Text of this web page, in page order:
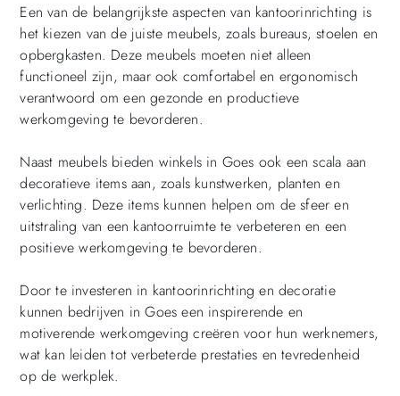
Een van de belangrijkste aspecten van kantoorinrichting is
het kiezen van de juiste meubels, zoals bureaus, stoelen en
opbergkasten. Deze meubels moeten niet alleen
functioneel zijn, maar ook comfortabel en ergonomisch
verantwoord om een gezonde en productieve
werkomgeving te bevorderen.
Naast meubels bieden winkels in Goes ook een scala aan
decoratieve items aan, zoals kunstwerken, planten en
verlichting. Deze items kunnen helpen om de sfeer en
uitstraling van een kantoorruimte te verbeteren en een
positieve werkomgeving te bevorderen.
Door te investeren in kantoorinrichting en decoratie
kunnen bedrijven in Goes een inspirerende en
motiverende werkomgeving creëren voor hun werknemers,
wat kan leiden tot verbeterde prestaties en tevredenheid
op de werkplek.